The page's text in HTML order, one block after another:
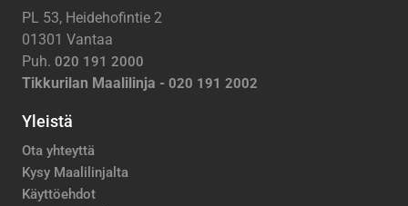
PL 53, Heidehofintie 2
01301 Vantaa
Puh. 020 191 2000
Tikkurilan Maalilinja - 020 191 2002
Yleistä
Ota yhteyttä
Kysy Maalilinjalta
Käyttöehdot